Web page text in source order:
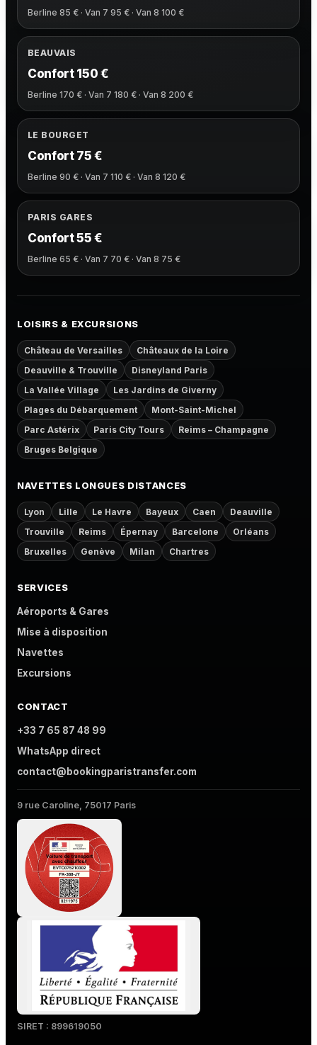
Berline 85 € · Van 7 95 € · Van 8 100 €
BEAUVAIS
Confort 150 €
Berline 170 € · Van 7 180 € · Van 8 200 €
LE BOURGET
Confort 75 €
Berline 90 € · Van 7 110 € · Van 8 120 €
PARIS GARES
Confort 55 €
Berline 65 € · Van 7 70 € · Van 8 75 €
LOISIRS & EXCURSIONS
Château de Versailles
Châteaux de la Loire
Deauville & Trouville
Disneyland Paris
La Vallée Village
Les Jardins de Giverny
Plages du Débarquement
Mont-Saint-Michel
Parc Astérix
Paris City Tours
Reims – Champagne
Bruges Belgique
NAVETTES LONGUES DISTANCES
Lyon Lille Le Havre Bayeux Caen
Deauville
Trouville
Reims Épernay Barcelone
Orléans
Bruxelles
Genève Milan Chartres
SERVICES
Aéroports & Gares
Mise à disposition
Navettes
Excursions
CONTACT
+33 7 65 87 48 99
WhatsApp direct
contact@bookingparistransfer.com
9 rue Caroline, 75017 Paris
SIRET : 899619050